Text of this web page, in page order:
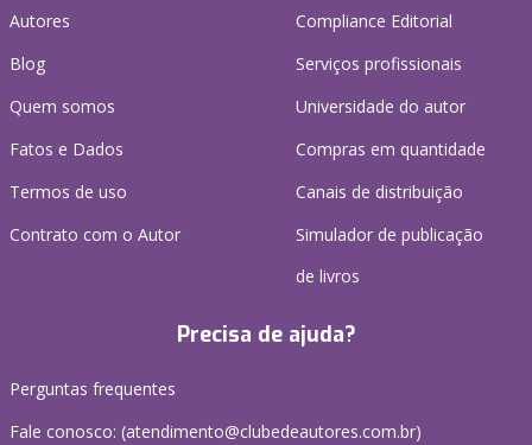
Autores
Blog
Quem somos
Fatos e Dados
Termos de uso
Contrato com o Autor
Compliance Editorial
Serviços profissionais
Universidade do autor
Compras em quantidade
Canais de distribuição
Simulador de publicação
de livros
Precisa de ajuda?
Perguntas frequentes
Fale conosco: (atendimento@clubedeautores.com.br)